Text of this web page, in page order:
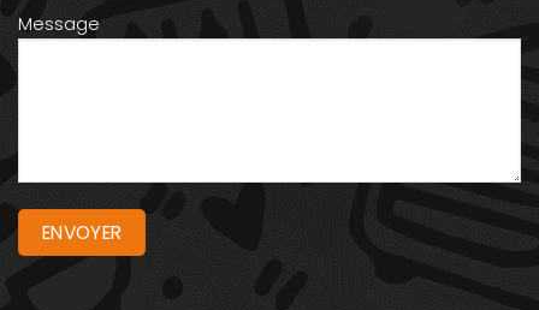
Message